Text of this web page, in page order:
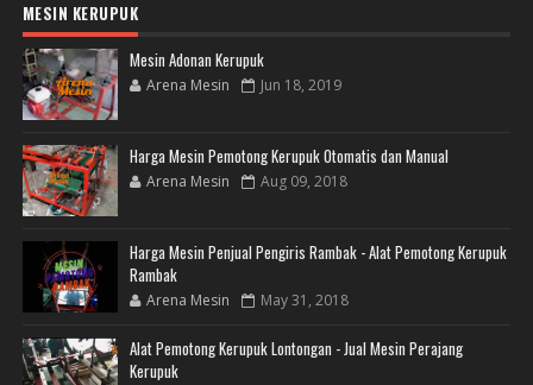
MESIN KERUPUK
Mesin Adonan Kerupuk
Arena Mesin Jun 18, 2019
Harga Mesin Pemotong Kerupuk Otomatis dan Manual
Arena Mesin Aug 09, 2018
Harga Mesin Penjual Pengiris Rambak - Alat Pemotong Kerupuk
Rambak
Arena Mesin May 31, 2018
Alat Pemotong Kerupuk Lontongan - Jual Mesin Perajang
Kerupuk